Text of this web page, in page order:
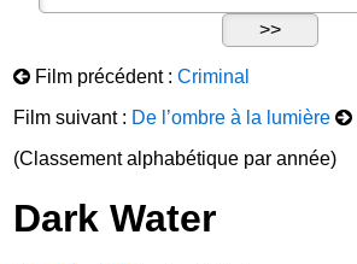
Film précédent :Criminal
Film suivant : De l’ombre à la lumière
(Classement alphabétique par année)
Dark Water